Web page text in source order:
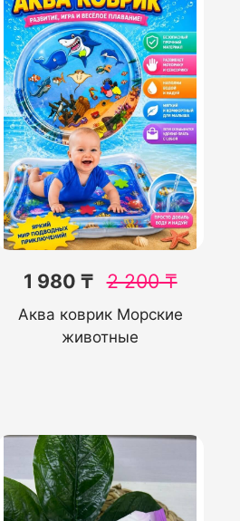
1 980 ₸ 2 200₸
Аква коврик Морские
животные